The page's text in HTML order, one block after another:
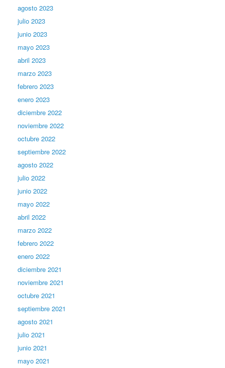
agosto 2023
julio 2023
junio 2023
mayo 2023
abril 2023
marzo 2023
febrero 2023
enero 2023
diciembre 2022
noviembre 2022
octubre 2022
septiembre 2022
agosto 2022
julio 2022
junio 2022
mayo 2022
abril 2022
marzo 2022
febrero 2022
enero 2022
diciembre 2021
noviembre 2021
octubre 2021
septiembre 2021
agosto 2021
julio 2021
junio 2021
mayo 2021